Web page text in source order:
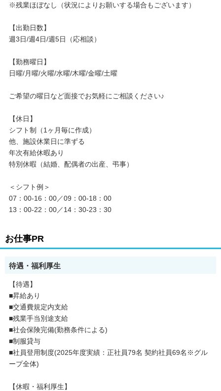
※残業ほぼなし（状況によりお願いする場合もございます）
【出勤日数】
週3日/週4日/週5日（応相談）
【勤務曜日】
日曜/月曜/火曜/水曜/木曜/金曜/土曜
ご希望の曜日など面接でお気軽にご相談ください♪
【休日】
シフト制（1ヶ月毎に作成）
他、施設休業日に準ずる
年次有給休暇あり
特別休暇（結婚、配偶者の出産、弔事）
＜シフト例＞
07：00-16：00／09：00-18：00
13：00-22：00／14：30-23：30
お仕事PR
待遇・福利厚生
【待遇】
■昇給あり
■交通費規定内支給
■残業手当別途支給
■社会保険完備(勤務条件による)
■制服貸与
■社員登用制度(2025年度実績：正社員79名 契約社員69名※グル
ープ全体)
【休暇・福利厚生】